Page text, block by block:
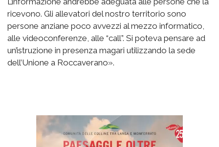
ricevono. Gli allevatori del nostro territorio sono
persone anziane poco avvezzi al mezzo informatico,
alle videoconferenze, alle “call”. Si poteva pensare ad
un’istruzione in presenza magari utilizzando la sede
dell’Unione a Roccaverano».